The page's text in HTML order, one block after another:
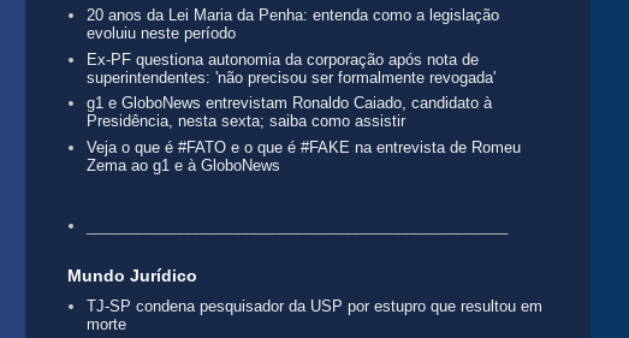
20 anos da Lei Maria da Penha: entenda como a legislação
evoluiu neste período
Ex-PF questiona autonomia da corporação após nota de
superintendentes: 'não precisou ser formalmente revogada'
g1 e GloboNews entrevistam Ronaldo Caiado, candidato à
Presidência, nesta sexta; saiba como assistir
Veja o que é #FATO e o que é #FAKE na entrevista de Romeu
Zema ao g1 e à GloboNews
Mundo Jurídico
TJ-SP condena pesquisador da USP por estupro que resultou em
morte